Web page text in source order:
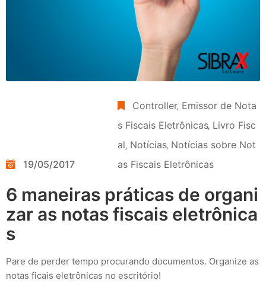
19/05/2017
Controller‚ Emissor de Nota
s Fiscais Eletrônicas‚ Livro Fisc
al‚ Notícias‚ Notícias sobre Not
as Fiscais Eletrônicas
6 maneiras práticas de organi
zar as notas fiscais eletrônica
s
Pare de perder tempo procurando documentos. Organize as
notas ficais eletrônicas no escritório!